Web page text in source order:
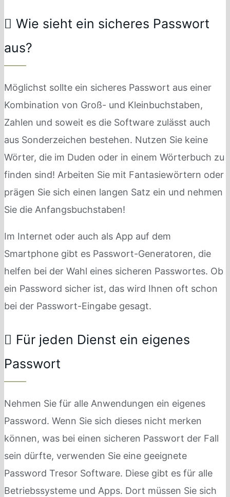
Wie sieht ein sicheres Passwort
aus?
Möglichst sollte ein sicheres Passwort aus einer
Kombination von Groß- und Kleinbuchstaben,
Zahlen und soweit es die Software zulässt auch
aus Sonderzeichen bestehen. Nutzen Sie keine
Wörter, die im Duden oder in einem Wörterbuch zu
finden sind! Arbeiten Sie mit Fantasiewörtern oder
prägen Sie sich einen langen Satz ein und nehmen
Sie die Anfangsbuchstaben!
Im Internet oder auch als App auf dem
Smartphone gibt es Passwort-Generatoren, die
helfen bei der Wahl eines sicheren Passwortes. Ob
ein Password sicher ist, das wird Ihnen oft schon
bei der Passwort-Eingabe gesagt.
Für jeden Dienst ein eigenes
Passwort
Nehmen Sie für alle Anwendungen ein eigenes
Password. Wenn Sie sich dieses nicht merken
können, was bei einen sicheren Passwort der Fall
sein dürfte, verwenden Sie eine geeignete
Password Tresor Software. Diese gibt es für alle
Betriebssysteme und Apps. Dort müssen Sie sich